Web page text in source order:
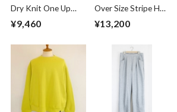
Dry Knit One Up
Collar S/S Shirts
Gray
¥9,460
Over Size Stripe Half
Sleeve Shirts
White / Black
¥13,200